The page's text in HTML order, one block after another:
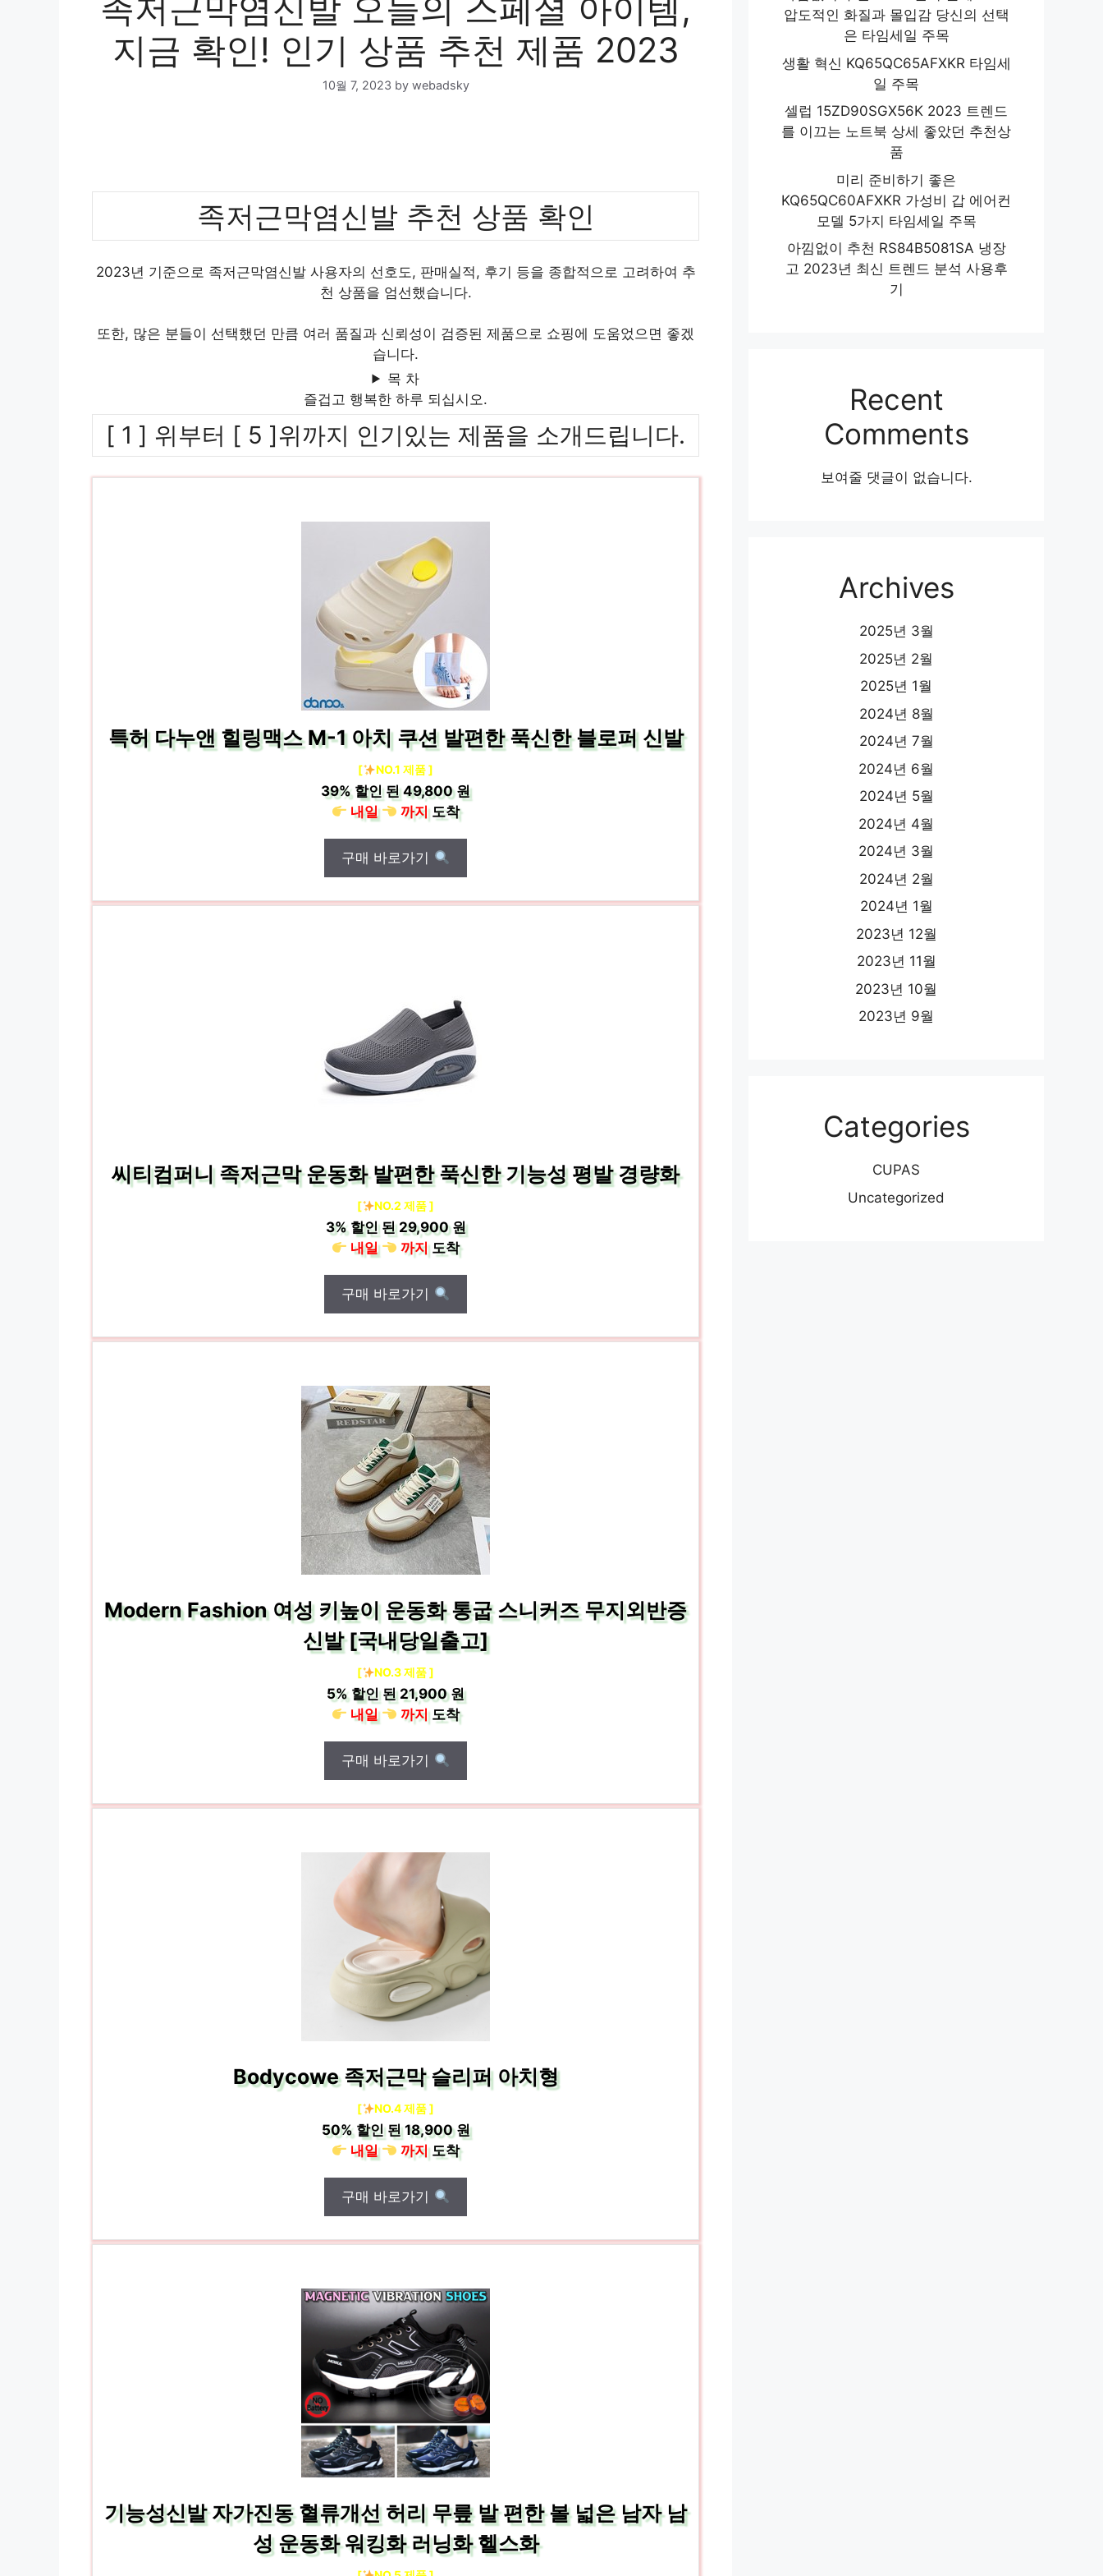
족저근막염신발 오늘의 스페셜 아이템,
지금 확인! 인기 상품 추천 제품 2023
10월 7, 2023 by webadsky
족저근막염신발 추천 상품 확인
2023년 기준으로 족저근막염신발 사용자의 선호도, 판매실적, 후기 등을 종합적으로 고려하여 추
천 상품을 엄선했습니다.
또한, 많은 분들이 선택했던 만큼 여러 품질과 신뢰성이 검증된 제품으로 쇼핑에 도움었으면 좋겠
습니다.
목 차
즐겁고 행복한 하루 되십시오.
[ 1 ] 위부터 [ 5 ]위까지 인기있는 제품을 소개드립니다.
특허 다누앤 힐링맥스 M-1 아치 쿠션 발편한 푹신한 블로퍼 신발
[ NO.1 제품 ]
39%할인 된49,800 원
내일
까지도착
구매 바로가기
씨티컴퍼니 족저근막 운동화 발편한 푹신한 기능성 평발 경량화
[ NO.2 제품 ]
3%할인 된29,900 원
내일
까지도착
구매 바로가기
Modern Fashion 여성 키높이 운동화 통굽 스니커즈 무지외반증
신발 [국내당일출고]
[ NO.3 제품 ]
5%할인 된21,900 원
내일
까지도착
구매 바로가기
Bodycowe 족저근막 슬리퍼 아치형
[ NO.4 제품 ]
50%할인 된18,900 원
내일
까지도착
구매 바로가기
기능성신발 자가진동 혈류개선 허리 무릎 발 편한 볼 넓은 남자 남
성 운동화 워킹화 러닝화 헬스화
압도적인 화질과 몰입감 당신의 선택
은 타임세일 주목
생활 혁신 KQ65QC65AFXKR 타임세
일 주목
셀럽 15ZD90SGX56K 2023 트렌드
를 이끄는 노트북 상세 좋았던 추천상
품
미리 준비하기 좋은
KQ65QC60AFXKR 가성비 갑 에어컨
모델 5가지 타임세일 주목
아낌없이 추천 RS84B5081SA 냉장
고 2023년 최신 트렌드 분석 사용후
기
Recent
Comments
보여줄 댓글이 없습니다.
Archives
2025년 3월
2025년 2월
2025년 1월
2024년 8월
2024년 7월
2024년 6월
2024년 5월
2024년 4월
2024년 3월
2024년 2월
2024년 1월
2023년 12월
2023년 11월
2023년 10월
2023년 9월
Categories
CUPAS
Uncategorized